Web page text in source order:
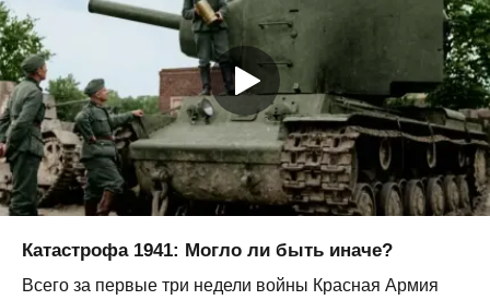
Катастрофа 1941: Могло ли быть иначе?
Всего за первые три недели войны Красная Армия